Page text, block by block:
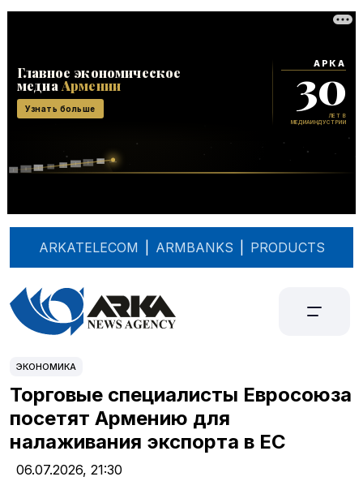
ARKATELECOM ARMBANKS PRODUCTS
ЭКОНОМИКА
Торговые специалисты Евросоюза
посетят Армению для
налаживания экспорта в ЕС
06.07.2026, 21:30